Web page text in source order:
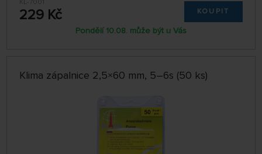
KL-7001
229 Kč KOUPIT
Pondělí 10.08. může být u Vás
Klima zápalnice 2,5×60 mm, 5–6s (50 ks)